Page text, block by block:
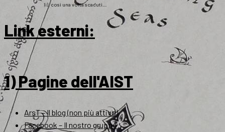
lì), così una volta scaduti…
Link esterni:
1) Pagine dell'AIST
ArsT – Il blog (non più attivo)
Facebook – Il nostro gruppo